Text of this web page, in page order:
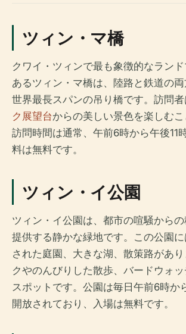
ツィン・マ橋
クワイ・ツィンで最も象徴的なラン
あるツィン・マ橋は、陸路と鉄道の
世界最長スパンの吊り橋です。訪問者
ク展望台からの美しい景色を楽しむこ
訪問時間は通常、午前6時から午後11
料は無料です。
ツィン・イ公園
ツィン・イ公園は、都市の喧騒から
提供する静かな緑地です。この公園
された庭園、大きな湖、散策路があ
クやのんびりした散歩、バードウォ
スポットです。公園は毎日午前6時か
開放されており、入場は無料です。